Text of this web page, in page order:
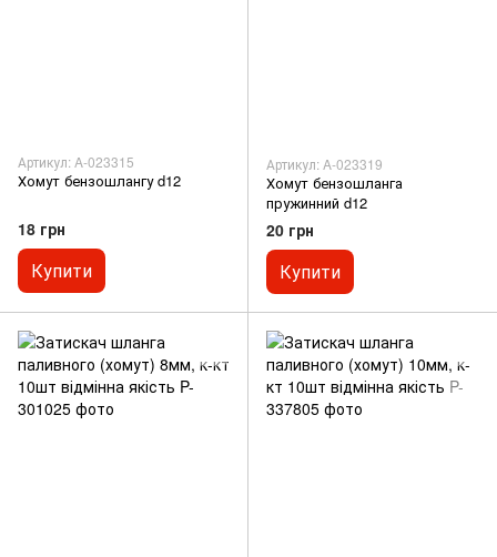
Артикул: A-023315
Хомут бензошлангу d12
18 грн
Купити
Артикул: A-023319
Хомут бензошланга
пружинний d12
20 грн
Купити